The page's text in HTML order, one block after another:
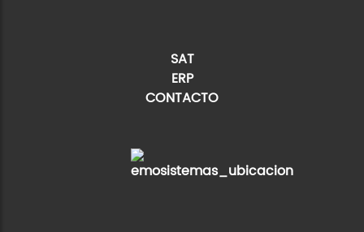
SAT
ERP
CONTACTO